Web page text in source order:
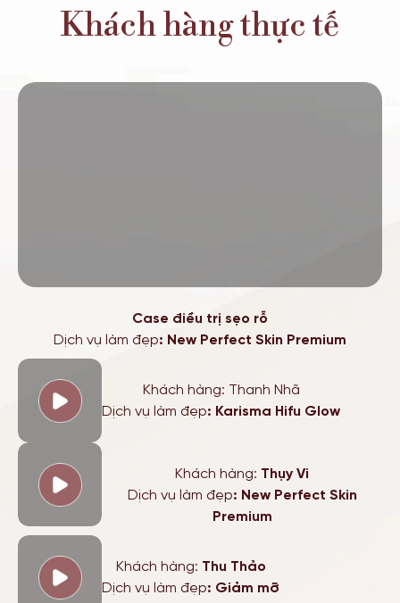
Khách hàng thực tế
Case điều trị sẹo rỗ
Dịch vụ làm đẹp: New Perfect Skin Premium
Khách hàng: Thanh Nhã
Dịch vụ làm đẹp: Karisma Hifu Glow
Khách hàng: Thụy Vi
Dịch vụ làm đẹp: New Perfect Skin
Premium
Khách hàng: Thu Thảo
Dịch vụ làm đẹp: Giảm mỡ